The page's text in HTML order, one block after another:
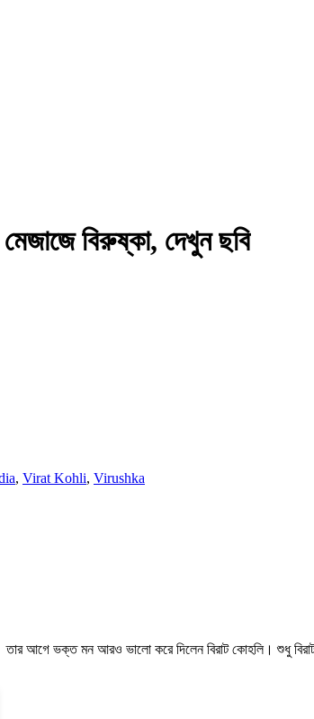
বিরুষ্কা, দেখুন ছবি
, Virat Kohli, Virushka
তার আগে ভক্ত মন আরও ভালো করে দিলেন বিরাট কোহলি। শুধু